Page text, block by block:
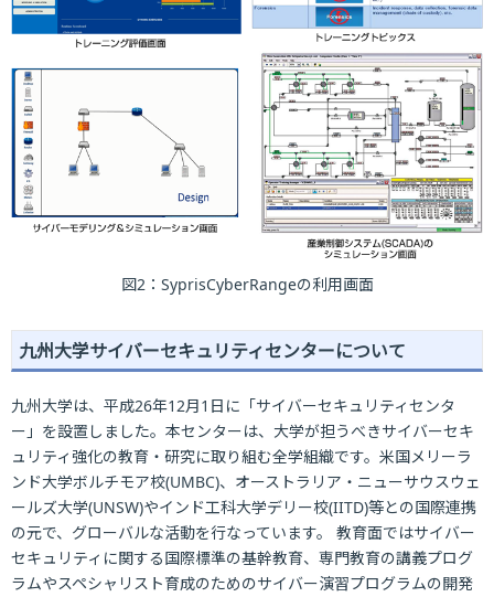
図2：SyprisCyberRangeの利用画面
九州大学サイバーセキュリティセンターについて
九州大学は、平成26年12月1日に「サイバーセキュリティセンタ
ー」を設置しました。本センターは、大学が担うべきサイバーセキ
ュリティ強化の教育・研究に取り組む全学組織です。米国メリーラ
ンド大学ボルチモア校(UMBC)、オーストラリア・ニューサウスウェ
ールズ大学(UNSW)やインド工科大学デリー校(IITD)等との国際連携
の元で、グローバルな活動を行なっています。 教育面ではサイバー
セキュリティに関する国際標準の基幹教育、専門教育の講義プログ
ラムやスペシャリスト育成のためのサイバー演習プログラムの開発